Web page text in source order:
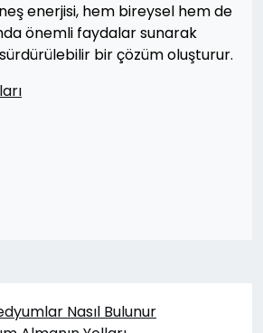
enerjisi, hem bireysel hem de
önemli faydalar sunarak
bir çözüm oluşturur.
Nasıl Bulunur